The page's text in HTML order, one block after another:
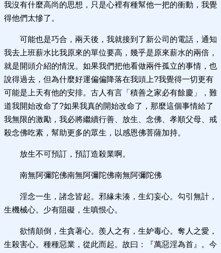
我沒有什麼高尚的思想，只是心裡有種幫他一把的衝動，我覺
得他們太慘了。
可能也是巧合，兩天後，我就接到了新公司的電話，通知
我去上班薪水比我原來的單位要高，幾乎是原來薪水的兩倍，
就是開頭介紹的情況。如果我們把他看做兩件孤立的事情，也
說得過去，但為什麼好運偏偏降落在我頭上?我覺得一切更有
可能是上天有他的安排。古人有言「積善之家必有餘慶」，難
道我開始改命了?如果我真的開始改命了，那麼這個事情給了
我無限的激勵，我必將繼續行善、放生、念佛、孝順父母、戒
殺念佛吃素，幫助更多的眾生，以感恩佛菩薩加持。
放生不可預訂，預訂造殺業啊。
南無阿彌陀佛南無阿彌陀佛南無阿彌陀佛
淫念一生，諸念皆起。邪緣未湊，生幻妄心。勾引無計，
生機械心。少有阻礙，生嗔恨心。
欲情顛倒，生貪著心。羨人之有，生妒毒心。奪人之愛，
生殺害心。種種惡業，從此而起。故曰：『萬惡淫為首』。今